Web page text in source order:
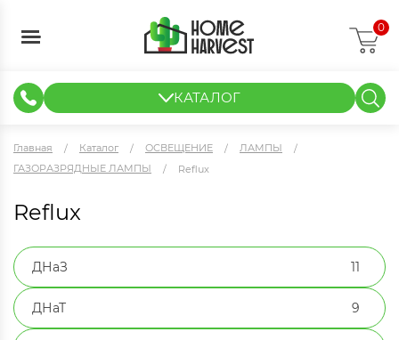
0
КАТАЛОГ
Главная Каталог ОСВЕЩЕНИЕ
ЛАМПЫ
ГАЗОРАЗРЯДНЫЕ ЛАМПЫ
Reflux
Reflux
ДНаЗ 11
ДНаТ 9